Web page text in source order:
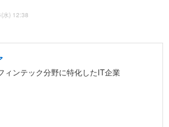
水) 12:38
ィンテック分野に特化したIT企業